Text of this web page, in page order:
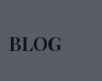
BLOG